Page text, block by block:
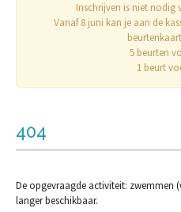
Inschrijven is niet nodig
Vanaf 8 juni kan je aan de
5 beurten
1 beurt
404
De opgevraagde activiteit: zwemmen
langer beschikbaar.